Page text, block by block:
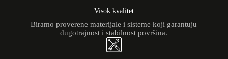
Visok kvalitet
Biramo proverene materijale i sisteme koji garantuju
dugotrajnost i stabilnost površina.